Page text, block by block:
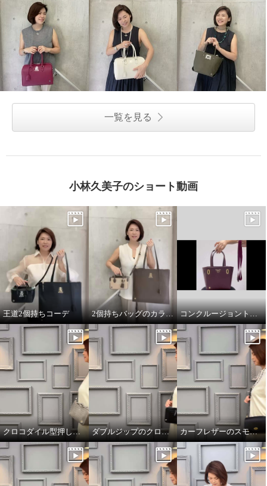
一覧を見る
小林久美子のショート動画
王道2個持ちコーデ 2個持ちバッグのカラーコーデ コンクルージョントートのリボンの付け方
クロコダイル型押しダブルジップのオーラ ダブルジップのクロコダイル型押しのオーラ カーフレザーのスモールウォレット